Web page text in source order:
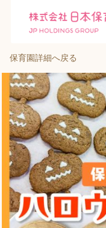
施設を探
会社概
保育園詳細へ戻る